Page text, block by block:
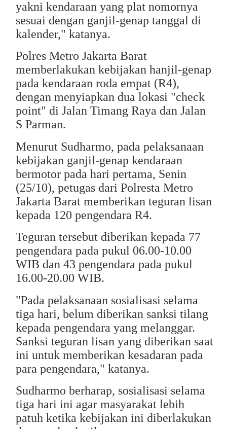
yakni kendaraan yang plat nomornya
sesuai dengan ganjil-genap tanggal di
kalender," katanya.
Polres Metro Jakarta Barat
memberlakukan kebijakan hanjil-genap
pada kendaraan roda empat (R4),
dengan menyiapkan dua lokasi "check
point" di Jalan Timang Raya dan Jalan
S Parman.
Menurut Sudharmo, pada pelaksanaan
kebijakan ganjil-genap kendaraan
bermotor pada hari pertama, Senin
(25/10), petugas dari Polresta Metro
Jakarta Barat memberikan teguran lisan
kepada 120 pengendara R4.
Teguran tersebut diberikan kepada 77
pengendara pada pukul 06.00-10.00
WIB dan 43 pengendara pada pukul
16.00-20.00 WIB.
"Pada pelaksanaan sosialisasi selama
tiga hari, belum diberikan sanksi tilang
kepada pengendara yang melanggar.
Sanksi teguran lisan yang diberikan saat
ini untuk memberikan kesadaran pada
para pengendara," katanya.
Sudharmo berharap, sosialisasi selama
tiga hari ini agar masyarakat lebih
patuh ketika kebijakan ini diberlakukan